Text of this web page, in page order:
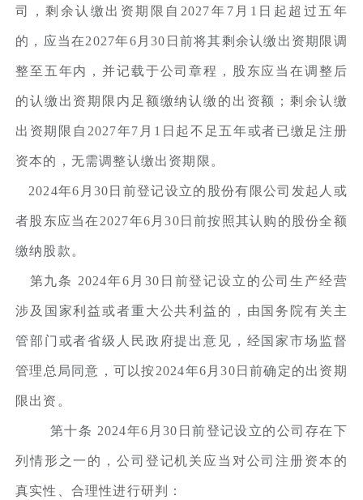
司，剩余认缴出资期限自2027年7月1日起超过五年
的，应当在2027年6月30日前将其剩余认缴出资期限调
整至五年内，并记载于公司章程，股东应当在调整后
的认缴出资期限内足额缴纳认缴的出资额；剩余认缴
出资期限自2027年7月1日起不足五年或者已缴足注册
资本的，无需调整认缴出资期限。
2024年6月30日前登记设立的股份有限公司发起人或
者股东应当在2027年6月30日前按照其认购的股份全额
缴纳股款。
第九条 2024年6月30日前登记设立的公司生产经营
涉及国家利益或者重大公共利益的，由国务院有关主
管部门或者省级人民政府提出意见，经国家市场监督
管理总局同意，可以按2024年6月30日前确定的出资期
限出资。
第十条 2024年6月30日前登记设立的公司存在下
列情形之一的，公司登记机关应当对公司注册资本的
真实性、合理性进行研判：